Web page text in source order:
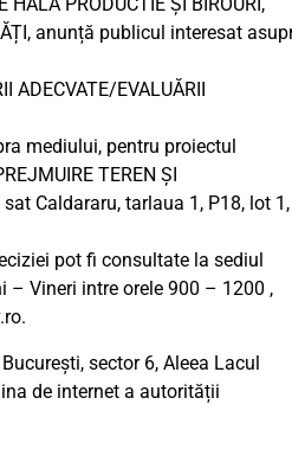
PRODUCTIE ȘI BIROURI,
anunță publicul interesat
ADECVATE/EVALUĂRII
mediului, pentru proiectul
TEREN ȘI
Caldararu, tarlaua 1, P18, lot 1,
pot fi consultate la sediul
– Vineri intre orele 900 – 1200 ,
sector 6, Aleea Lacul
de internet a autorității